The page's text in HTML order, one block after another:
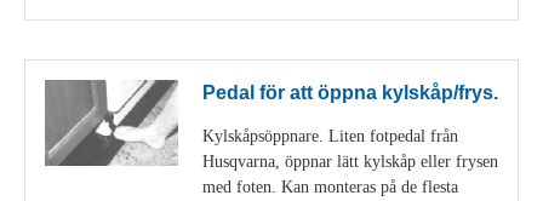
Pedal för att öppna kylskåp/frys.
Kylskåpsöppnare. Liten fotpedal från
Husqvarna, öppnar lätt kylskåp eller frysen
med foten. Kan monteras på de flesta